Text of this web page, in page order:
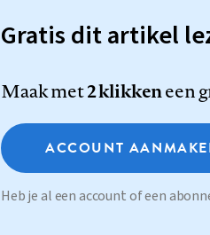
Gratis dit artikel
Maak met2 klikkeneen
ACCOUNT
Heb je al een account of een